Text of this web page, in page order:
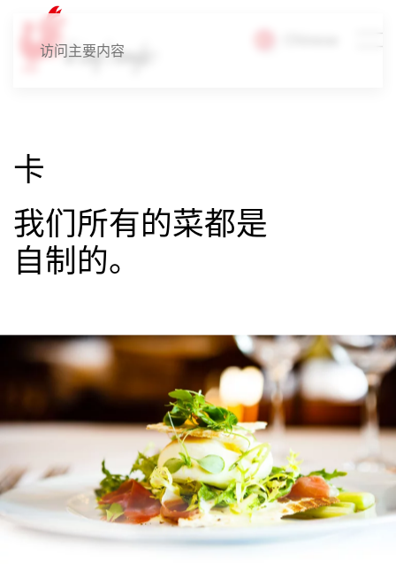
访问主要内容
卡
我们所有的菜都是
自制的。